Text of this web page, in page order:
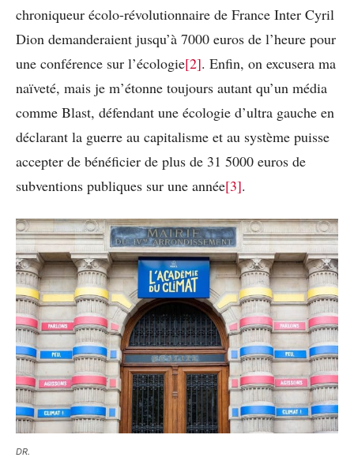
chroniqueur écolo-révolutionnaire de France Inter Cyril
Dion demanderaient jusqu’à 7000 euros de l’heure pour
une conférence sur l’écologie[2]. Enfin, on excusera ma
naïveté, mais je m’étonne toujours autant qu’un média
comme Blast, défendant une écologie d’ultra gauche en
déclarant la guerre au capitalisme et au système puisse
accepter de bénéficier de plus de 31 5000 euros de
subventions publiques sur une année[3].
DR.